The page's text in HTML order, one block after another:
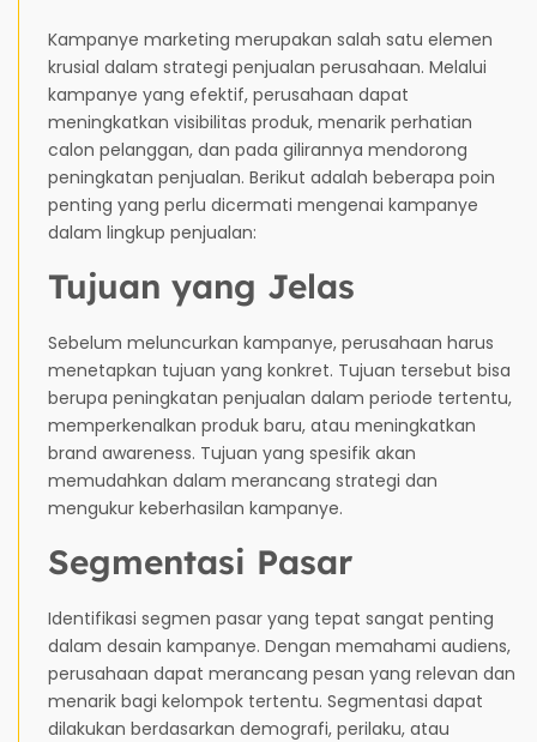
Kampanye marketing merupakan salah satu elemen
krusial dalam strategi penjualan perusahaan. Melalui
kampanye yang efektif, perusahaan dapat
meningkatkan visibilitas produk, menarik perhatian
calon pelanggan, dan pada gilirannya mendorong
peningkatan penjualan. Berikut adalah beberapa poin
penting yang perlu dicermati mengenai kampanye
dalam lingkup penjualan:
Tujuan yang Jelas
Sebelum meluncurkan kampanye, perusahaan harus
menetapkan tujuan yang konkret. Tujuan tersebut bisa
berupa peningkatan penjualan dalam periode tertentu,
memperkenalkan produk baru, atau meningkatkan
brand awareness. Tujuan yang spesifik akan
memudahkan dalam merancang strategi dan
mengukur keberhasilan kampanye.
Segmentasi Pasar
Identifikasi segmen pasar yang tepat sangat penting
dalam desain kampanye. Dengan memahami audiens,
perusahaan dapat merancang pesan yang relevan dan
menarik bagi kelompok tertentu. Segmentasi dapat
dilakukan berdasarkan demografi, perilaku, atau